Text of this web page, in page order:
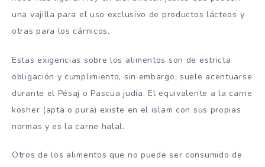
una vajilla para el uso exclusivo de productos lácteos y
otras para los cárnicos.
Estas exigencias sobre los alimentos son de estricta
obligación y cumplimiento, sin embargo, suele acentuarse
durante el Pésaj o Pascua judía. El equivalente a la carne
kosher (apta o pura) existe en el islam con sus propias
normas y es la carne halal.
Otros de los alimentos que no puede ser consumido de